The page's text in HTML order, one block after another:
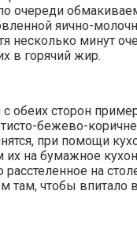
очереди
яично-
несколько минут
в горячий жир.
обеих сторон
бежево-
при помощи
на бумажное
расстеленное на
там, чтобы впитало